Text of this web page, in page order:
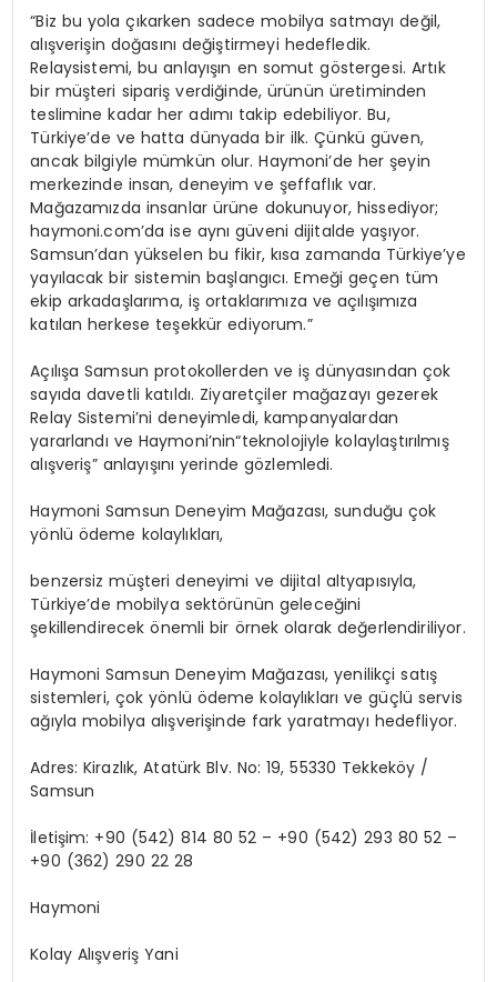
“Biz bu yola çıkarken sadece mobilya satmayı değil,
alışverişin doğasını değiştirmeyi hedefledik.
Relaysistemi, bu anlayışın en somut göstergesi. Artık
bir müşteri sipariş verdiğinde, ürünün üretiminden
teslimine kadar her adımı takip edebiliyor. Bu,
Türkiye’de ve hatta dünyada bir ilk. Çünkü güven,
ancak bilgiyle mümkün olur.Haymoni’de her şeyin
merkezinde insan, deneyim ve şeffaflık var.
Mağazamızda insanlar ürüne dokunuyor, hissediyor;
haymoni.com’da ise aynı güveni dijitalde yaşıyor.
Samsun’dan yükselen bu fikir, kısa zamanda Türkiye’ye
yayılacak bir sistemin başlangıcı. Emeği geçen tüm
ekip arkadaşlarıma, iş ortaklarımıza ve açılışımıza
katılan herkese teşekkür ediyorum.”
Açılışa Samsun protokollerden ve iş dünyasından çok
sayıda davetli katıldı. Ziyaretçiler mağazayı gezerek
RelaySistemi’ni deneyimledi, kampanyalardan
yararlandı ve Haymoni’nin“teknolojiyle kolaylaştırılmış
alışveriş” anlayışını yerinde gözlemledi.
Haymoni Samsun Deneyim Mağazası, sunduğu çok
yönlü ödeme kolaylıkları,
benzersiz müşteri deneyimi ve dijital altyapısıyla,
Türkiye’de mobilya sektörünün geleceğini
şekillendirecek önemli bir örnek olarak değerlendiriliyor.
Haymoni Samsun Deneyim Mağazası, yenilikçi satış
sistemleri, çok yönlü ödeme kolaylıkları ve güçlü servis
ağıyla mobilya alışverişinde fark yaratmayı hedefliyor.
Adres: Kirazlık, AtatürkBlv. No: 19, 55330 Tekkeköy /
Samsun
İletişim: +90 (542) 814 80 52 – +90 (542) 293 80 52 –
+90 (362) 290 22 28
Haymoni
Kolay Alışveriş Yani